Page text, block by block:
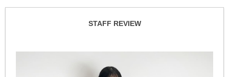
STAFF REVIEW